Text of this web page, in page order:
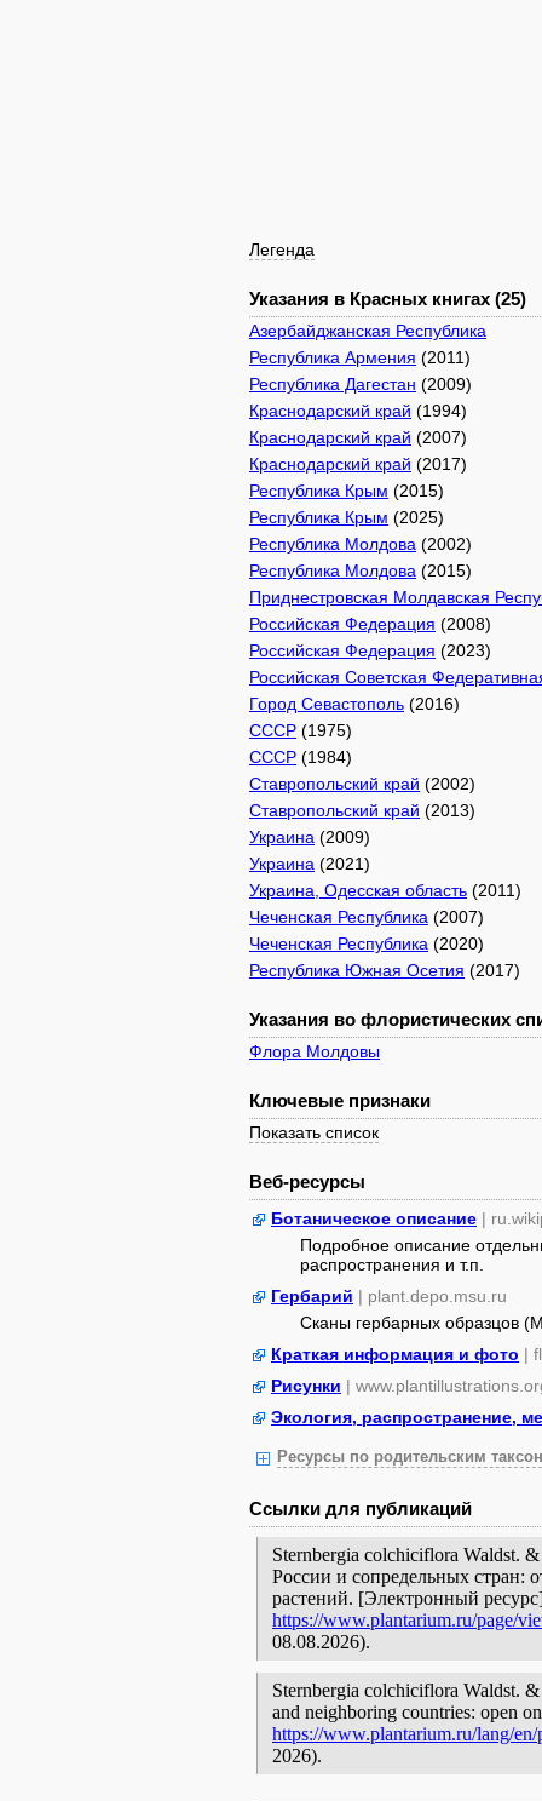
Легенда
Указания в Красных книгах (25)
Азербайджанская Республика
Республика Армения (2011)
Республика Дагестан (2009)
Краснодарский край (1994)
Краснодарский край (2007)
Краснодарский край (2017)
Республика Крым (2015)
Республика Крым (2025)
Республика Молдова (2002)
Республика Молдова (2015)
Приднестровская Молдавская
Российская Федерация (2008)
Российская Федерация (2023)
Российская Советская
Город Севастополь (2016)
СССР (1975)
СССР (1984)
Ставропольский край (2002)
Ставропольский край (2013)
Украина (2009)
Украина (2021)
Украина, Одесская область (2011)
Чеченская Республика (2007)
Чеченская Республика (2020)
Республика Южная Осетия (2017)
Указания во флористических
Флора Молдовы
Ключевые признаки
Показать список
Веб-ресурсы
Ботаническое описание |
Подробное описание
распространения и т.п.
Гербарий | plant.depo.msu.ru
Сканы гербарных образцов
Краткая информация и фото |
Рисунки |
Экология, распространение,
Ресурсы по родительским
Ссылки для публикаций
Sternbergia colchiciflora Waldst.
России и сопредельных стран:
растений. [Электронный
https://www.plantarium.ru/page/
08.08.2026).
Sternbergia colchiciflora Waldst.
and neighboring countries: open
https://www.plantarium.ru/lang/
2026).